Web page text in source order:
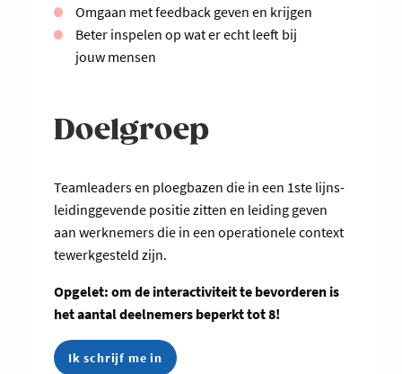
Omgaan met feedback geven en krijgen
Beter inspelen op wat er echt leeft bij
jouw mensen
Doelgroep
Teamleaders en ploegbazen die in een 1ste lijns-
leidinggevende positie zitten en leiding geven
aan werknemers die in een operationele context
tewerkgesteld zijn.
Opgelet: om de interactiviteit te bevorderen is
het aantal deelnemers beperkt tot 8!
Ik schrijf me in